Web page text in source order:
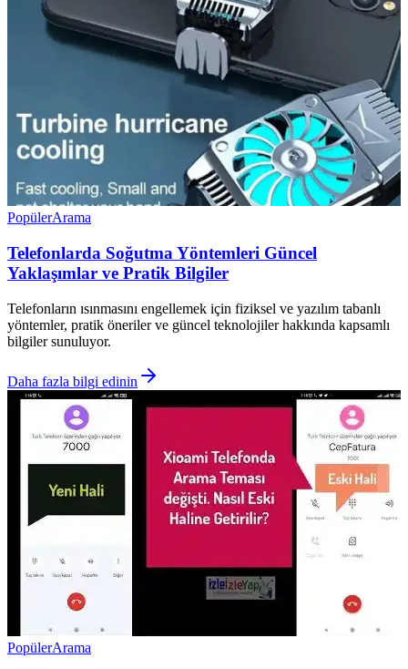
PopülerArama
Telefonlarda Soğutma Yöntemleri Güncel
Yaklaşımlar ve Pratik Bilgiler
Telefonların ısınmasını engellemek için fiziksel ve yazılım tabanlı
yöntemler, pratik öneriler ve güncel teknolojiler hakkında kapsamlı
bilgiler sunuluyor.
Daha fazla bilgi edinin
PopülerArama